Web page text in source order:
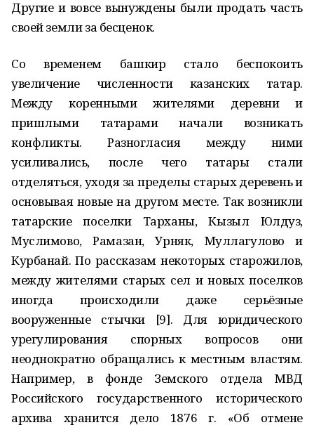
Другие и вовсе вынуждены были продать часть
своей земли за бесценок.
Со временем башкир стало беспокоить
увеличение численности казанских татар.
Между коренными жителями деревни и
пришлыми татарами начали возникать
конфликты. Разногласия между ними
усиливались, после чего татары стали
отделяться, уходя за пределы старых деревень и
основывая новые на другом месте. Так возникли
татарские поселки Тарханы, Кызыл Юлдуз,
Муслимово, Рамазан, Урняк, Муллагулово и
Курбанай. По рассказам некоторых старожилов,
между жителями старых сел и новых поселков
иногда происходили даже серьёзные
вооруженные стычки [9]. Для юридического
урегулирования спорных вопросов они
неоднократно обращались к местным властям.
Например, в фонде Земского отдела МВД
Российского государственного исторического
архива хранится дело 1876 г. «Об отмене